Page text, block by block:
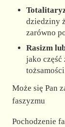
dziedziny
zarówno
Rasizm
jako część
Może się Pan
faszyzmu
Pochodzenie